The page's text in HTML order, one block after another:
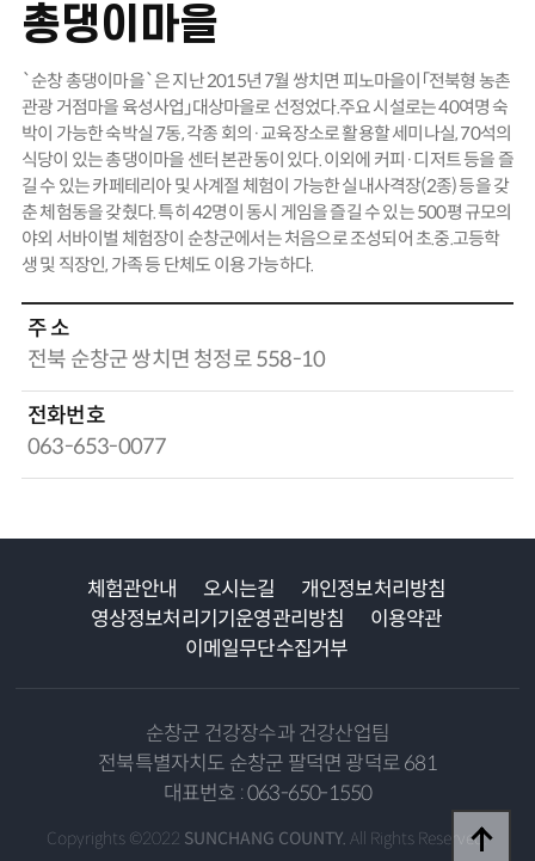
총댕이마을
`순창 총댕이마을`은 지난 2015년 7월 쌍치면 피노마을이「전북형 농촌
관광 거점마을 육성사업」대상마을로 선정었다.주요 시설로는 40여명 숙
박이 가능한 숙박실 7동, 각종 회의·교육장소로 활용할 세미나실, 70석의
식당이 있는 총댕이마을 센터 본관동이 있다. 이외에 커피·디저트 등을 즐
길 수 있는 카페테리아 및 사계절 체험이 가능한 실내사격장(2종) 등을 갖
춘 체험동을 갖췄다. 특히 42명이 동시 게임을 즐길 수 있는 500평 규모의
야외 서바이벌 체험장이 순창군에서는 처음으로 조성되어 초.중.고등학
생 및 직장인, 가족 등 단체도 이용 가능하다.
주 소
전북 순창군 쌍치면 청정로 558-10
전화번호
063-653-0077
체험관안내 오시는길
개인정보처리방침
영상정보처리기기운영관리방침
이용약관
이메일무단수집거부
순창군 건강장수과 건강산업팀
전북특별자치도 순창군 팔덕면 광덕로 681
대표번호 : 063-650-1550
Copyrights ©2022 SUNCHANG COUNTY. All Rights Reserved.